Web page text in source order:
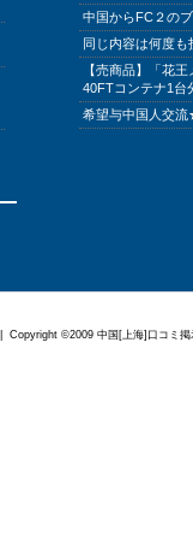
中国からFC２の
同じ内容は何度
【売商品】「花
40FTコンテナ1台
希望与中国人交
| Copyright ©2009 中国[上海]口コミ掲